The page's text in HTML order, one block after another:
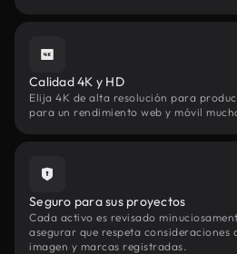
Calidad 4K y HD
Elija 4K de alta resolución para
para un rendimiento web y móvil
Seguro para sus proyectos
Cada activo es revisado
asegurar que respeta consideraciones
imagen y marcas registradas.